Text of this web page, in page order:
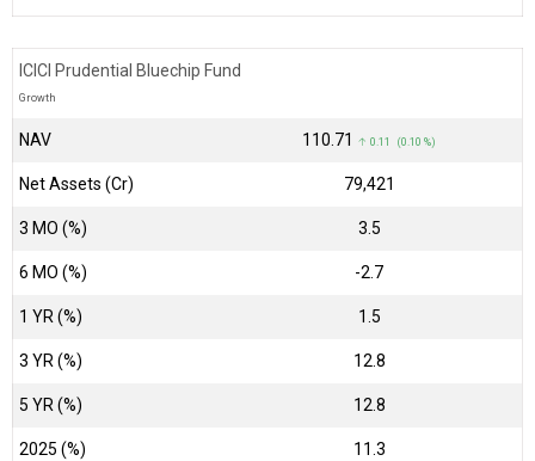
ICICI Prudential Bluechip Fund
Growth
NAV ₹110.71 ↑ 0.11 (0.10 %)
Net Assets (Cr) ₹79,421
3 MO (%) 3.5
6 MO (%) -2.7
1 YR (%) 1.5
3 YR (%) 12.8
5 YR (%) 12.8
2025 (%) 11.3